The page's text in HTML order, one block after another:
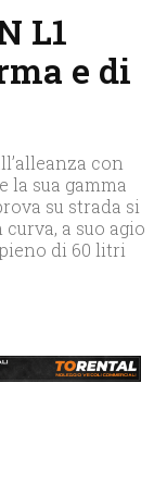
L1
e di
con
la sua gamma
su strada si
a suo agio
di 60 litri